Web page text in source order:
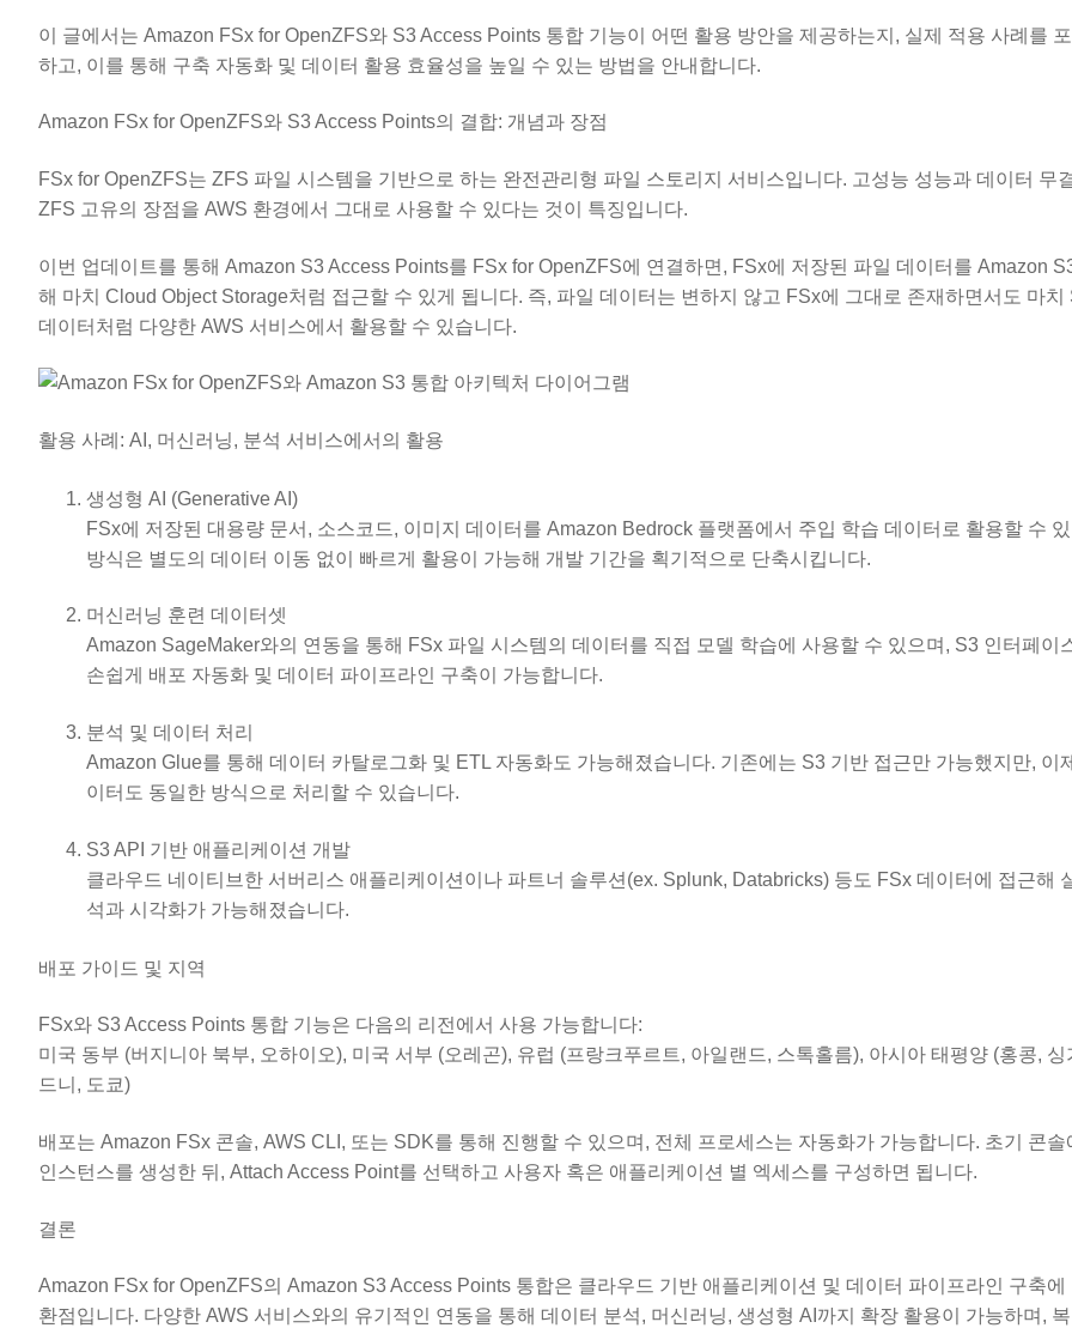
이 글에서는 Amazon FSx for OpenZFS와 S3 Access Points 통합 기능이 어떤 활용 방안을 제공하는지, 실제 적용 사례를
하고, 이를 통해 구축 자동화 및 데이터 활용 효율성을 높일 수 있는 방법을 안내합니다.
Amazon FSx for OpenZFS와 S3 Access Points의 결합: 개념과 장점
FSx for OpenZFS는 ZFS 파일 시스템을 기반으로 하는 완전관리형 파일 스토리지 서비스입니다. 고성능 성능과 데이터 무
ZFS 고유의 장점을 AWS 환경에서 그대로 사용할 수 있다는 것이 특징입니다.
이번 업데이트를 통해 Amazon S3 Access Points를 FSx for OpenZFS에 연결하면, FSx에 저장된 파일 데이터를 Amazon
해 마치 Cloud Object Storage처럼 접근할 수 있게 됩니다. 즉, 파일 데이터는 변하지 않고 FSx에 그대로 존재하면서도 마치
데이터처럼 다양한 AWS 서비스에서 활용할 수 있습니다.
활용 사례: AI, 머신러닝, 분석 서비스에서의 활용
생성형 AI (Generative AI)
FSx에 저장된 대용량 문서, 소스코드, 이미지 데이터를 Amazon Bedrock 플랫폼에서 주입 학습 데이터로 활용할 수
방식은 별도의 데이터 이동 없이 빠르게 활용이 가능해 개발 기간을 획기적으로 단축시킵니다.
머신러닝 훈련 데이터셋
Amazon SageMaker와의 연동을 통해 FSx 파일 시스템의 데이터를 직접 모델 학습에 사용할 수 있으며, S3 인터페이
손쉽게 배포 자동화 및 데이터 파이프라인 구축이 가능합니다.
분석 및 데이터 처리
Amazon Glue를 통해 데이터 카탈로그화 및 ETL 자동화도 가능해졌습니다. 기존에는 S3 기반 접근만 가능했지만, 이
이터도 동일한 방식으로 처리할 수 있습니다.
S3 API 기반 애플리케이션 개발
클라우드 네이티브한 서버리스 애플리케이션이나 파트너 솔루션(ex. Splunk, Databricks) 등도 FSx 데이터에 접근해
석과 시각화가 가능해졌습니다.
배포 가이드 및 지역
FSx와 S3 Access Points 통합 기능은 다음의 리전에서 사용 가능합니다:
미국 동부 (버지니아 북부, 오하이오), 미국 서부 (오레곤), 유럽 (프랑크푸르트, 아일랜드, 스톡홀름), 아시아 태평양 (홍콩, 싱
드니, 도쿄)
배포는 Amazon FSx 콘솔, AWS CLI, 또는 SDK를 통해 진행할 수 있으며, 전체 프로세스는 자동화가 가능합니다. 초기 콘솔
인스턴스를 생성한 뒤, Attach Access Point를 선택하고 사용자 혹은 애플리케이션 별 엑세스를 구성하면 됩니다.
결론
Amazon FSx for OpenZFS의 Amazon S3 Access Points 통합은 클라우드 기반 애플리케이션 및 데이터 파이프라인 구축에
환점입니다. 다양한 AWS 서비스와의 유기적인 연동을 통해 데이터 분석, 머신러닝, 생성형 AI까지 확장 활용이 가능하며,